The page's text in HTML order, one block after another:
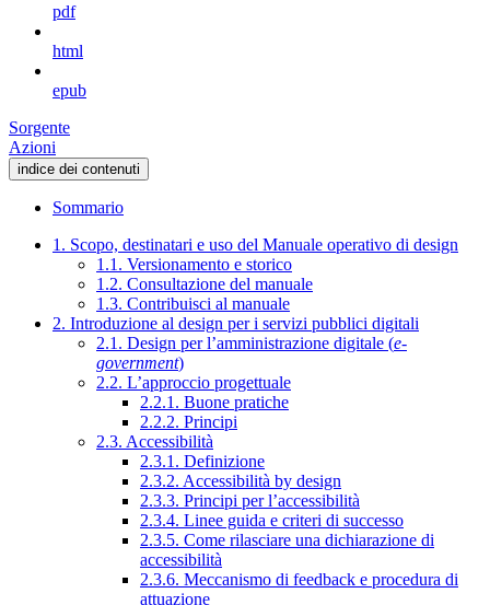
pdf
html
epub
Sorgente
Azioni
indice dei contenuti
Sommario
1. Scopo, destinatari e uso del Manuale operativo di design
1.1. Versionamento e storico
1.2. Consultazione del manuale
1.3. Contribuisci al manuale
2. Introduzione al design per i servizi pubblici digitali
2.1. Design per l’amministrazione digitale (e-
government)
2.2. L’approccio progettuale
2.2.1. Buone pratiche
2.2.2. Principi
2.3. Accessibilità
2.3.1. Definizione
2.3.2. Accessibilità by design
2.3.3. Principi per l’accessibilità
2.3.4. Linee guida e criteri di successo
2.3.5. Come rilasciare una dichiarazione di
accessibilità
2.3.6. Meccanismo di feedback e procedura di
attuazione